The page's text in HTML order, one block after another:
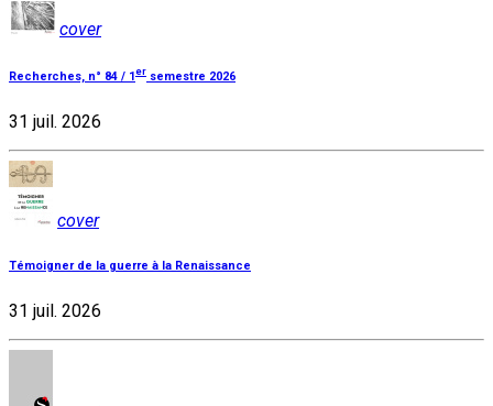
cover
Recherches, n° 84 / 1 er semestre 2026
31 juil. 2026
cover
Témoigner de la guerre à la Renaissance
31 juil. 2026